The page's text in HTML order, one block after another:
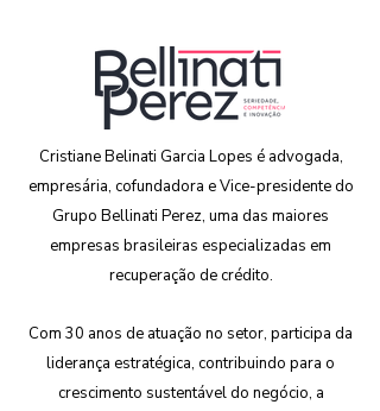
Cristiane Belinati Garcia Lopes é advogada,
empresária, cofundadora e Vice-presidente do
Grupo Bellinati Perez, uma das maiores
empresas brasileiras especializadas em
recuperação de crédito.
Com 30 anos de atuação no setor, participa da
liderança estratégica, contribuindo para o
crescimento sustentável do negócio, a